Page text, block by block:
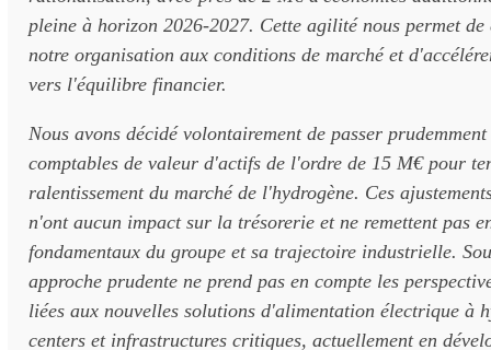
pleine à horizon 2026-2027. Cette agilité nous permet
notre organisation aux conditions de marché et
vers l'équilibre financier.
Nous avons décidé volontairement de passer prudemment
comptables de valeur d'actifs de l'ordre de 15 M€ pour
ralentissement du marché de l'hydrogène. Ces
n'ont aucun impact sur la trésorerie et ne remettent pas
fondamentaux du groupe et sa trajectoire industrielle.
approche prudente ne prend pas en compte les
liées aux nouvelles solutions d'alimentation électrique à
centers et infrastructures critiques, actuellement en